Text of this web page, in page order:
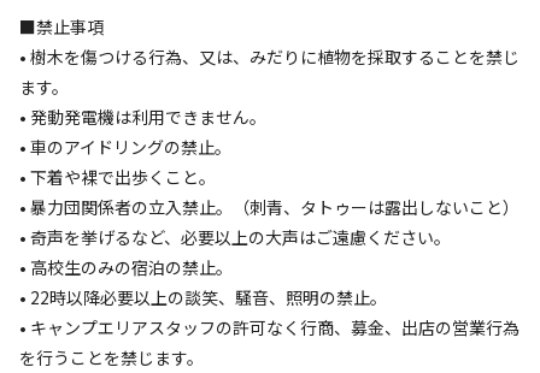
■禁止事項
• 樹木を傷つける行為、又は、みだりに植物を採取することを禁じ
ます。
• 発動発電機は利用できません。
• 車のアイドリングの禁止。
• 下着や裸で出歩くこと。
• 暴力団関係者の立入禁止。（刺青、タトゥーは露出しないこと）
• 奇声を挙げるなど、必要以上の大声はご遠慮ください。
• 高校生のみの宿泊の禁止。
• 22時以降必要以上の談笑、騒音、照明の禁止。
• キャンプエリアスタッフの許可なく行商、募金、出店の営業行為
を行うことを禁じます。
焚火コーヒー体験×一棟貸し宿泊×星空テラ
ス満喫プラン【素泊まり】
AC電 車両乗り たき
花火
定員: 4名 面積 474m²
料金目安：37,000円/ 泊
※利用日、人数によって変動する場合があります。
詳細・空き確認